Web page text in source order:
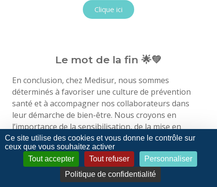
Replay Conférence Movember V2
Replay Webinaire RRP
Replay Formation RRP
Replay Webinaire Mars Bleu
Replay Vidéoconférence Dry January
Clique ici
Le mot de la fin 🌟💚
En conclusion, chez Medisur, nous sommes
déterminés à favoriser une culture de prévention
santé et à accompagner nos collaborateurs dans
leur démarche de bien-être. Nous croyons en
l’importance de la sensibilisation, de la mise en
pratique et du dialogue pour atteindre cet objectif
commun.
Ensemble, prenons le contrôle de notre santé et
construisons un avenir plus sain et épanouissant ! 💪
Ce site utilise des cookies et vous donne le contrôle sur
ceux que vous souhaitez activer
Tout accepter
Tout refuser
Personnaliser
Politique de confidentialité